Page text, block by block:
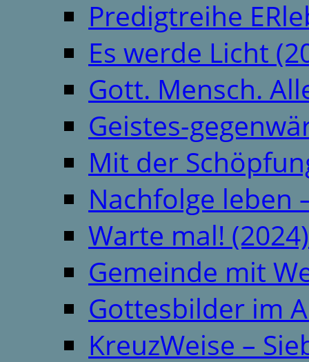
Predigtreihe
Es werde Licht
Gott. Mensch.
Geistes-
Mit der
Nachfolge leben
Warte mal! (2024)
Gemeinde mit
Gottesbilder im
KreuzWeise –